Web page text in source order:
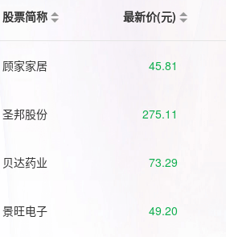
股票简称 最新价(元)
顾家家居 45.81
圣邦股份 275.11
贝达药业 73.29
景旺电子 49.20